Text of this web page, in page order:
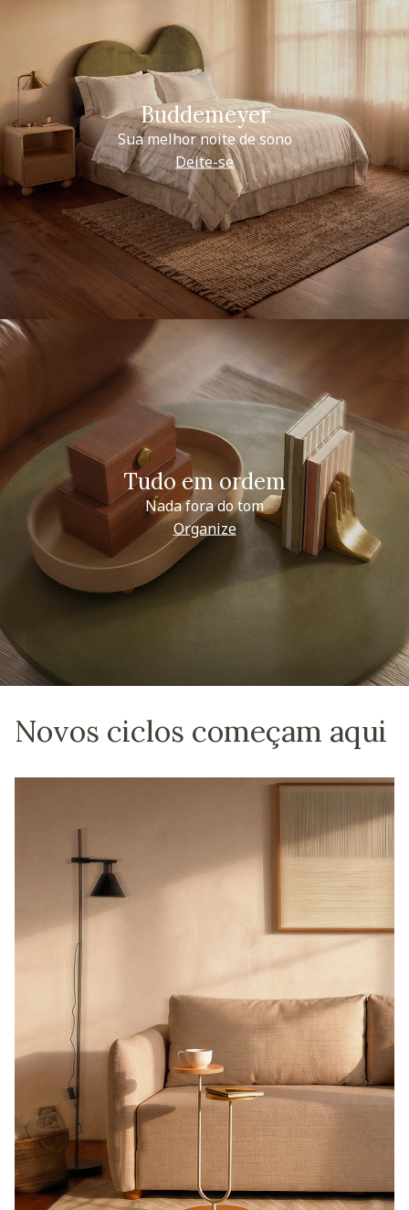
Buddemeyer
Sua melhor noite de sono
Deite-se
Tudo em ordem
Nada fora do tom
Organize
Novos ciclos começam aqui